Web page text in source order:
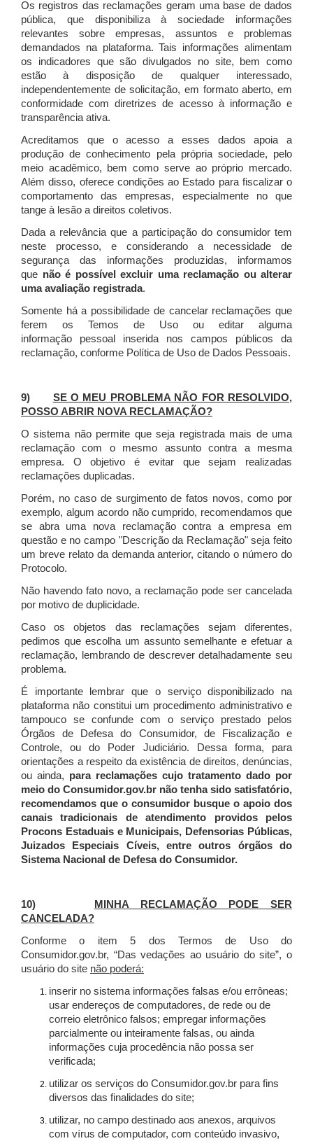
Os registros das reclamações geram uma base de dados
pública, que disponibiliza à sociedade informações
relevantes sobre empresas, assuntos e problemas
demandados na plataforma. Tais informações alimentam
os indicadores que são divulgados no site, bem como
estão à disposição de qualquer interessado,
independentemente de solicitação, em formato aberto, em
conformidade com diretrizes de acesso à informação e
transparência ativa.
Acreditamos que o acesso a esses dados apoia a
produção de conhecimento pela própria sociedade, pelo
meio acadêmico, bem como serve ao próprio mercado.
Além disso, oferece condições ao Estado para fiscalizar o
comportamento das empresas, especialmente no que
tange à lesão a direitos coletivos.
Dada a relevância que a participação do consumidor tem
neste processo, e considerando a necessidade de
segurança das informações produzidas, informamos
que não é possível excluir uma reclamação ou alterar
uma avaliação registrada.
Somente há a possibilidade de cancelar reclamações que
ferem os Temos de Uso ou editar alguma
informação pessoal inserida nos campos públicos da
reclamação, conforme Política de Uso de Dados Pessoais.
9) SE O MEU PROBLEMA NÃO FOR RESOLVIDO,
POSSO ABRIR NOVA RECLAMAÇÃO?
O sistema não permite que seja registrada mais de uma
reclamação com o mesmo assunto contra a mesma
empresa. O objetivo é evitar que sejam realizadas
reclamações duplicadas.
Porém, no caso de surgimento de fatos novos, como por
exemplo, algum acordo não cumprido, recomendamos que
se abra uma nova reclamação contra a empresa em
questão e no campo "Descrição da Reclamação" seja feito
um breve relato da demanda anterior, citando o número do
Protocolo.
Não havendo fato novo, a reclamação pode ser cancelada
por motivo de duplicidade.
Caso os objetos das reclamações sejam diferentes,
pedimos que escolha um assunto semelhante e efetuar a
reclamação, lembrando de descrever detalhadamente seu
problema.
É importante lembrar que o serviço disponibilizado na
plataforma não constitui um procedimento administrativo e
tampouco se confunde com o serviço prestado pelos
Órgãos de Defesa do Consumidor, de Fiscalização e
Controle, ou do Poder Judiciário. Dessa forma, para
orientações a respeito da existência de direitos, denúncias,
ou ainda, para reclamações cujo tratamento dado por
meio do Consumidor.gov.br não tenha sido satisfatório,
recomendamos que o consumidor busque o apoio dos
canais tradicionais de atendimento providos pelos
Procons Estaduais e Municipais, Defensorias Públicas,
Juizados Especiais Cíveis, entre outros órgãos do
Sistema Nacional de Defesa do Consumidor.
10)
MINHA RECLAMAÇÃO PODE SER
CANCELADA?
Conforme o item 5 dos Termos de Uso do
Consumidor.gov.br, “Das vedações ao usuário do site”, o
usuário do site não poderá:
inserir no sistema informações falsas e/ou errôneas;
usar endereços de computadores, de rede ou de
correio eletrônico falsos; empregar informações
parcialmente ou inteiramente falsas, ou ainda
informações cuja procedência não possa ser
verificada;
utilizar os serviços do Consumidor.gov.br para fins
diversos das finalidades do site;
utilizar, no campo destinado aos anexos, arquivos
com vírus de computador, com conteúdo invasivo,